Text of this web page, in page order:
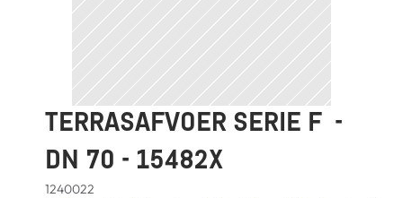
FAQ
Blogs
TERRASAFVOER SERIE F  -
DN 70 - 15482X
1240022